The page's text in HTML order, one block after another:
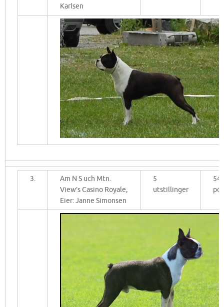
Karlsen
3.
Am N S uch Mtn.
View’s Casino Royale,
Eier: Janne Simonsen
5
utstillinger
54